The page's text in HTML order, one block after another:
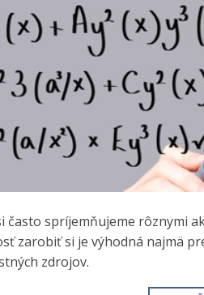
často spríjemňujeme rôznymi
zarobiť si je výhodná najmä
zdrojov.